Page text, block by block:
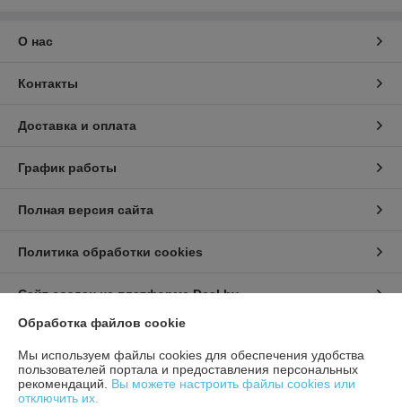
О нас
Контакты
Доставка и оплата
График работы
Полная версия сайта
Политика обработки cookies
Сайт создан на платформе Deal.by
Информация для покупателя
Юридическое лицо: ИП Урбанович Виктор Ричардович
231280, Гродненская область, г. Лида, Ул. Ползунова д.26
Обработка файлов cookie
Мы используем файлы cookies для обеспечения удобства
пользователей портала и предоставления персональных
рекомендаций. Вы можете настроить файлы cookies или
отключить их.